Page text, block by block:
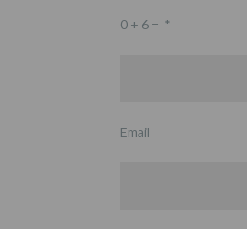
0 + 6 = *
Email